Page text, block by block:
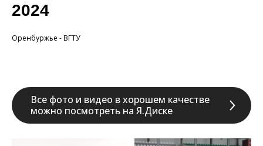
2024
Оренбуржье - ВГТУ
Все фото и видео в хорошем качестве
можно посмотреть на Я.Диске